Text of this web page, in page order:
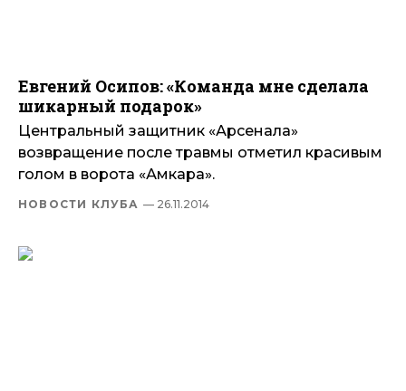
Евгений Осипов: «Команда мне сделала
шикарный подарок»
Центральный защитник «Арсенала»
возвращение после травмы отметил красивым
голом в ворота «Амкара».
НОВОСТИ КЛУБА — 26.11.2014